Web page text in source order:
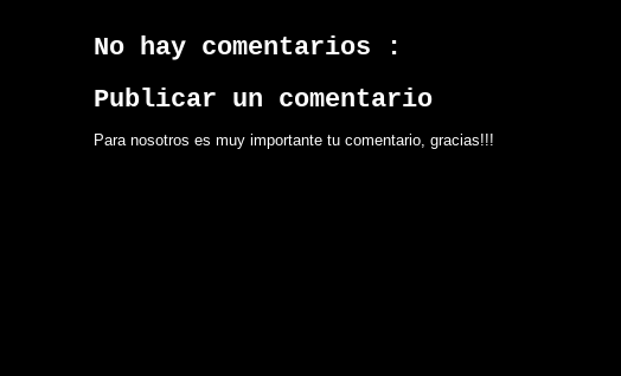
No hay comentarios :
Publicar un comentario
Para nosotros es muy importante tu comentario, gracias!!!